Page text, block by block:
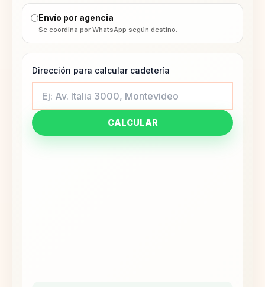
Envío por agencia
Se coordina por WhatsApp según destino.
Dirección para calcular cadetería
CALCULAR